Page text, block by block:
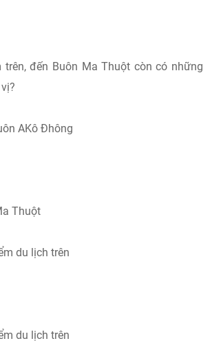
trên, đến Buôn Ma Thuột còn có những
AKô Đhông
Thuột
du lịch trên
du lịch trên